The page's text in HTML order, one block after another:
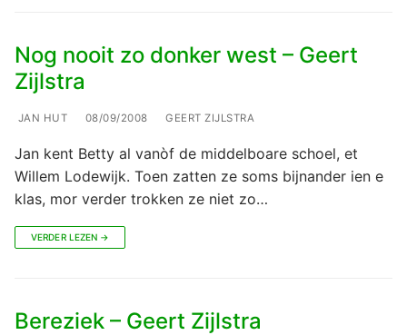
Nog nooit zo donker west – Geert
Zijlstra
JAN HUT 08/09/2008 GEERT ZIJLSTRA
Jan kent Betty al vanòf de middelboare schoel, et
Willem Lodewijk. Toen zatten ze soms bijnander ien e
klas, mor verder trokken ze niet zo…
VERDER LEZEN →
Bereziek – Geert Zijlstra